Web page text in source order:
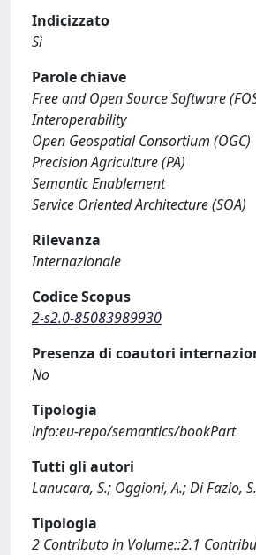
Indicizzato
Sì
Parole chiave
Free and Open Source Software
Interoperability
Open Geospatial Consortium (OGC)
Precision Agriculture (PA)
Semantic Enablement
Service Oriented Architecture (SOA)
Rilevanza
Internazionale
Codice Scopus
2-s2.0-85083989930
Presenza di coautori
No
Tipologia
info:eu-repo/semantics/bookPart
Tutti gli autori
Lanucara, S.; Oggioni, A.; Di Fazio,
Tipologia
2 Contributo in Volume::2.1